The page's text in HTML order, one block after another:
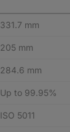
331.7 mm
205 mm
284.6 mm
Up to 99.95%
ISO 5011